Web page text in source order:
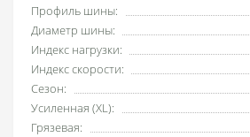
Профиль шины:
Диаметр шины:
Индекс нагрузки:
Индекс скорости:
Сезон:
Усиленная (XL):
Грязевая: